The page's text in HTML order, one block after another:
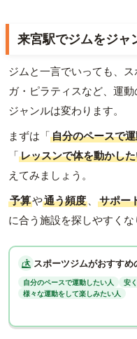
来宮駅でジムをジャ
ジムと一言でいっても、
ガ・ピラティスなど、運
ジャンルは変わります。
まずは「自分のペースで
「レッスンで体を動かし
えてみましょう。
予算や通う頻度 、 サポー
に合う施設を探しやすくな
スポーツジムがおすすめ
自分のペースで運動したい人
安
様々な運動をして楽しみたい人